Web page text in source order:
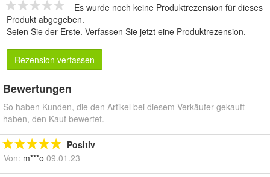
Es wurde noch keine Produktrezension für dieses
Produkt abgegeben.
Seien Sie der Erste. Verfassen Sie jetzt eine Produktrezension.
Rezension verfassen
Bewertungen
So haben Kunden, die den Artikel bei diesem Verkäufer gekauft
haben, den Kauf bewertet.
Positiv
Von: m***o 09.01.23